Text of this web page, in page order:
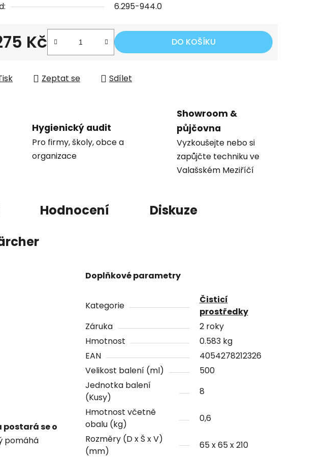
6.295-944.0
Kč DO KOŠÍKU
Zeptat se Sdílet
Hygienický audit
Pro firmy, školy, obce a
organizace
Showroom &
půjčovna
Vyzkoušejte nebo si
zapůjčte techniku ve
Valašském Meziříčí
Hodnocení
Diskuze
postará se o
pomáhá
Doplňkové parametry
Kategorie
Čisticí
prostředky
Záruka
2 roky
Hmotnost
0.583 kg
EAN
4054278212326
Velikost balení (ml)
500
Jednotka balení
(Kusy)
8
Hmotnost včetně
obalu (kg)
0,6
Rozměry (D x Š x V)
(mm)
65 x 65 x 210